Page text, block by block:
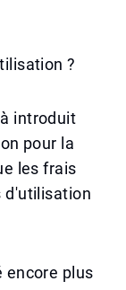
?
introduit
pour la
les frais
d'utilisation
encore plus